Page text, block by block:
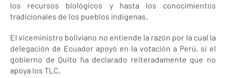
los recursos biológicos y hasta los conocimientos
tradicionales de los pueblos indígenas.
El viceministro boliviano no entiende la razón por la cual la
delegación de Ecuador apoyó en la votación a Perú, si el
gobierno de Quito ha declarado reiteradamente que no
apoya los TLC.